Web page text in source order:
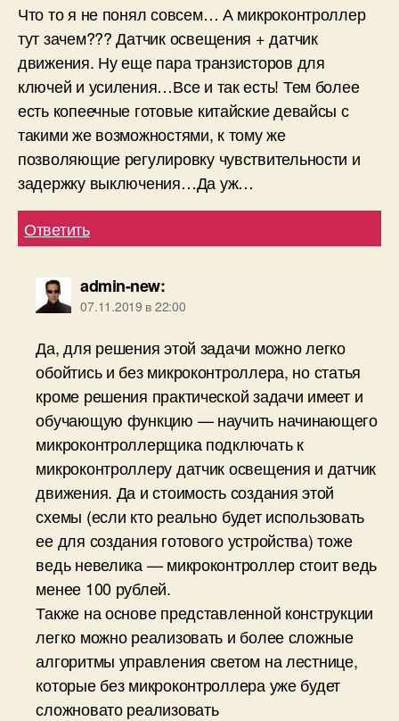
Что то я не понял совсем… А микроконтроллер
тут зачем??? Датчик освещения + датчик
движения. Ну еще пара транзисторов для
ключей и усиления…Все и так есть! Тем более
есть копеечные готовые китайские девайсы с
такими же возможностями, к тому же
позволяющие регулировку чувствительности и
задержку выключения…Да уж…
Ответить
admin-new:
07.11.2019 в 22:00
Да, для решения этой задачи можно легко
обойтись и без микроконтроллера, но статья
кроме решения практической задачи имеет и
обучающую функцию — научить начинающего
микроконтроллерщика подключать к
микроконтроллеру датчик освещения и датчик
движения. Да и стоимость создания этой
схемы (если кто реально будет использовать
ее для создания готового устройства) тоже
ведь невелика — микроконтроллер стоит ведь
менее 100 рублей.
Также на основе представленной конструкции
легко можно реализовать и более сложные
алгоритмы управления светом на лестнице,
которые без микроконтроллера уже будет
сложновато реализовать